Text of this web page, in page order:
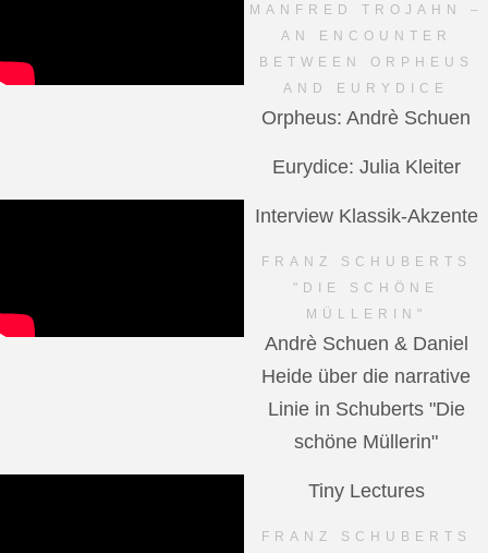
MANFRED TROJAHN –
AN ENCOUNTER
BETWEEN ORPHEUS
AND EURYDICE
Orpheus: Andrè Schuen
Eurydice: Julia Kleiter
Interview Klassik-Akzente
FRANZ SCHUBERTS
"DIE SCHÖNE
MÜLLERIN"
Andrè Schuen & Daniel
Heide über die narrative
Linie in Schuberts "Die
schöne Müllerin"
Tiny Lectures
FRANZ SCHUBERTS